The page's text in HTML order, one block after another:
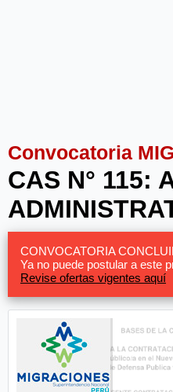
Convocatoria
CAS N° 115:
CONVOCATORIA
Ya no puede postular a este
Revise ofertas vigentes aquí